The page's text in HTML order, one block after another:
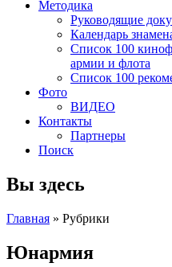
Методика
Руководящие
Календарь
Список 100
армии и флота
Список 100
Фото
ВИДЕО
Контакты
Партнеры
Поиск
Вы здесь
Главная » Рубрики
Юнармия